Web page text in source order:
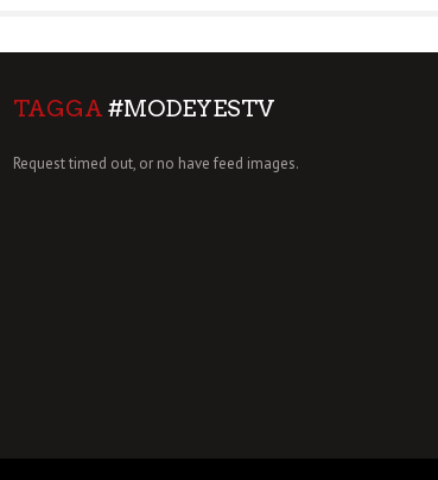
TAGGA #MODEYESTV
Request timed out, or no have feed images.